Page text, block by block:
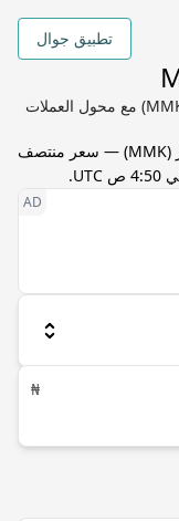
تطبيق جوال
تحويل نايرا نيجيري (NGN) إلى كيات ميانمار (MMK) مع محول العملات
(
MMK) — سعر منتصف
.
₦